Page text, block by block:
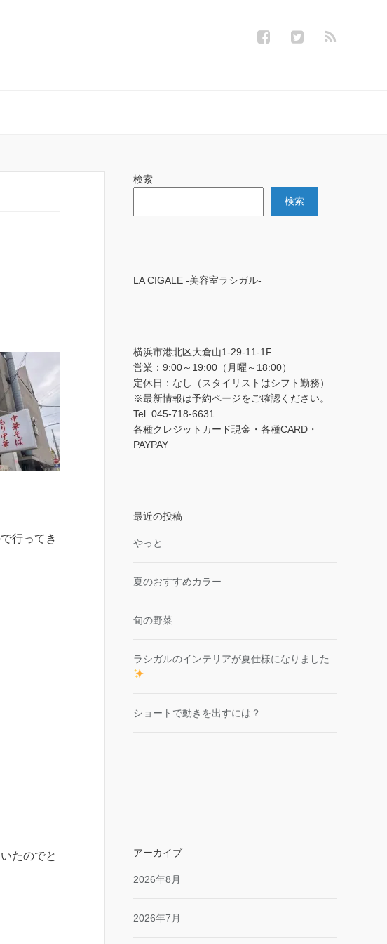
行ってき
たのでと
検索
検索
LA CIGALE -美容室ラシガル-
横浜市港北区大倉山1-29-11-1F
営業：9:00～19:00（月曜～18:00）
定休日：なし（スタイリストはシフト勤務）
※最新情報は予約ページをご確認ください。
Tel. 045-718-6631
各種クレジットカード現金・各種CARD・
PAYPAY
最近の投稿
やっと
夏のおすすめカラー
旬の野菜
ラシガルのインテリアが夏仕様になりました
ショートで動きを出すには？
アーカイブ
2026年8月
2026年7月